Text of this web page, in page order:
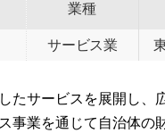
業種
サービス業
たサービスを展開し、
事業を通じて自治体の